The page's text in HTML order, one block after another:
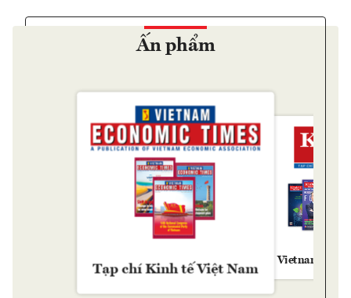
Ấn phẩm
Tạp chí Kinh tế Việt Nam
Vietnam